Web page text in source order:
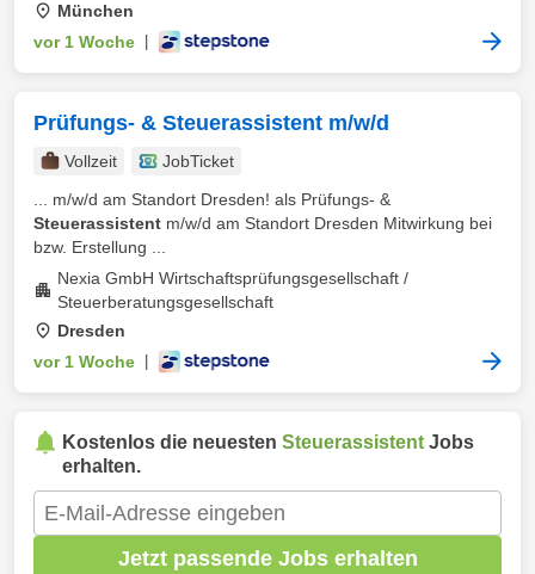
München
vor 1 Woche
Prüfungs- & Steuerassistent m/w/d
Vollzeit
JobTicket
... m/w/d am Standort Dresden! als Prüfungs- &
Steuerassistent m/w/d am Standort Dresden Mitwirkung bei
bzw. Erstellung ...
Nexia GmbH Wirtschaftsprüfungsgesellschaft /
Steuerberatungsgesellschaft
Dresden
vor 1 Woche
Kostenlos die neuesten Steuerassistent Jobs
erhalten.
Jetzt passende Jobs erhalten